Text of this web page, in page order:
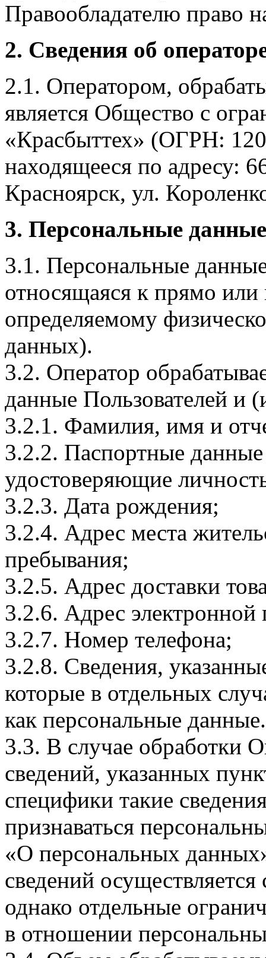
Правообладателю право
2. Сведения об
2.1. Оператором,
является Общество с
«Красбыттех» (ОГРН:
находящееся по адресу:
Красноярск, ул.
3. Персональные
3.1. Персональные
относящаяся к прямо
определяемому
данных).
3.2. Оператор
данные Пользователей и
3.2.1. Фамилия, имя и
3.2.2. Паспортные
удостоверяющие
3.2.3. Дата рождения;
3.2.4. Адрес места
пребывания;
3.2.5. Адрес доставки
3.2.6. Адрес электронной
3.2.7. Номер телефона;
3.2.8. Сведения,
которые в отдельных
как персональные данные.
3.3. В случае обработки
сведений, указанных
специфики такие
признаваться
«О персональных
сведений
однако отдельные
в отношении